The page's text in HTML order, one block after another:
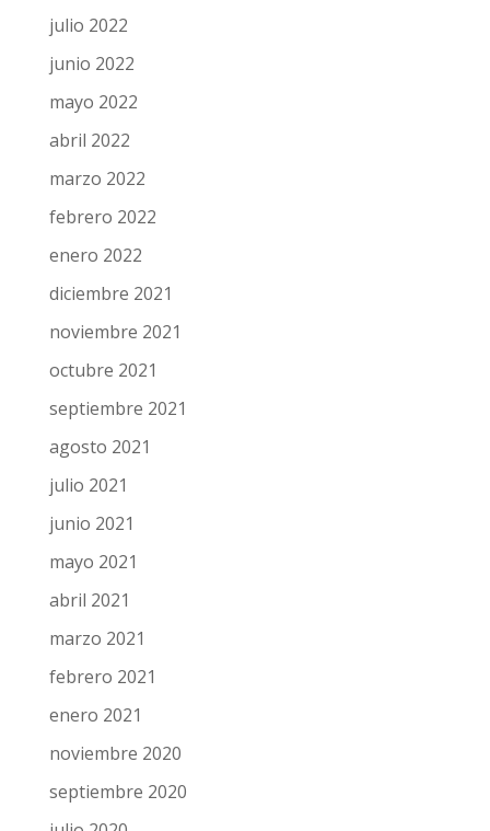
julio 2022
junio 2022
mayo 2022
abril 2022
marzo 2022
febrero 2022
enero 2022
diciembre 2021
noviembre 2021
octubre 2021
septiembre 2021
agosto 2021
julio 2021
junio 2021
mayo 2021
abril 2021
marzo 2021
febrero 2021
enero 2021
noviembre 2020
septiembre 2020